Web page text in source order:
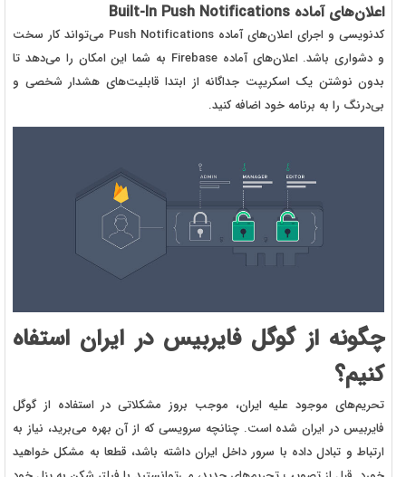
اعلان‌های آماده Built-In Push Notifications
کدنویسی و اجرای اعلان‌های آماده Push Notifications می‌تواند کار سخت
و دشواری باشد. اعلان‌های آماده Firebase به شما این امکان را می‌دهد تا
بدون نوشتن یک اسکریپت جداگانه از ابتدا قابلیت‌های هشدار شخصی و
بی‌درنگ را به برنامه خود اضافه کنید.
چگونه از گوگل فایربیس در ایران استفاه
کنیم؟
تحریم‌های موجود علیه ایران، موجب بروز مشکلاتی در استفاده از گوگل
فایربیس در ایران شده است. چنانچه سرویسی که از آن بهره می‌برید، نیاز به
ارتباط و تبادل داده با سرور داخل ایران داشته باشد، قطعا به مشکل خواهید